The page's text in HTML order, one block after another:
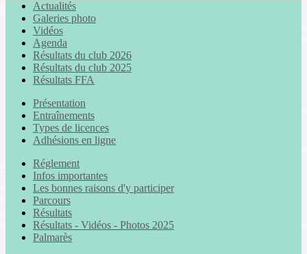
Actualités
Galeries photo
Vidéos
Agenda
Résultats du club 2026
Résultats du club 2025
Résultats FFA
Présentation
Entraînements
Types de licences
Adhésions en ligne
Réglement
Infos importantes
Les bonnes raisons d'y participer
Parcours
Résultats
Résultats - Vidéos - Photos 2025
Palmarès